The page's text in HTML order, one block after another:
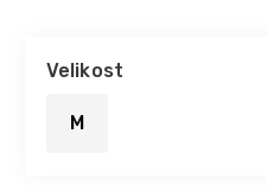
Velikost
M